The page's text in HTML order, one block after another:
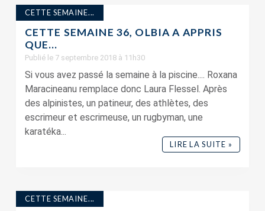
CETTE SEMAINE...
CETTE SEMAINE 36, OLBIA A APPRIS
QUE…
Publié le 7 septembre 2018 à 11h30
Si vous avez passé la semaine à la piscine.... Roxana
Maracineanu remplace donc Laura Flessel. Après
des alpinistes, un patineur, des athlètes, des
escrimeur et escrimeuse, un rugbyman, une
karatéka...
LIRE LA SUITE »
CETTE SEMAINE...